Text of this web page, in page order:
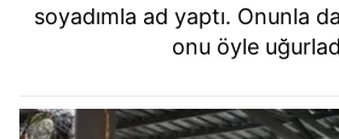
soyadımla ad yaptı. Onunla
onu öyle